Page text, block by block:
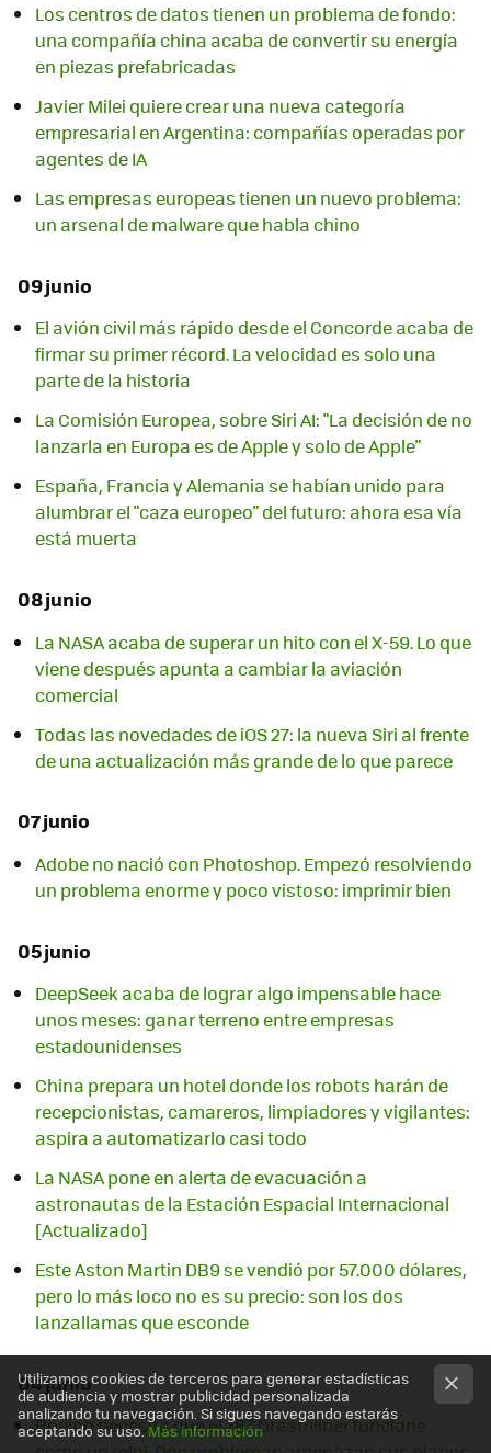
Los centros de datos tienen un problema de fondo:
una compañía china acaba de convertir su energía
en piezas prefabricadas
Javier Milei quiere crear una nueva categoría
empresarial en Argentina: compañías operadas por
agentes de IA
Las empresas europeas tienen un nuevo problema:
un arsenal de malware que habla chino
09 junio
El avión civil más rápido desde el Concorde acaba de
firmar su primer récord. La velocidad es solo una
parte de la historia
La Comisión Europea, sobre Siri AI: "La decisión de no
lanzarla en Europa es de Apple y solo de Apple"
España, Francia y Alemania se habían unido para
alumbrar el "caza europeo" del futuro: ahora esa vía
está muerta
08 junio
La NASA acaba de superar un hito con el X-59. Lo que
viene después apunta a cambiar la aviación
comercial
Todas las novedades de iOS 27: la nueva Siri al frente
de una actualización más grande de lo que parece
07 junio
Adobe no nació con Photoshop. Empezó resolviendo
un problema enorme y poco vistoso: imprimir bien
05 junio
DeepSeek acaba de lograr algo impensable hace
unos meses: ganar terreno entre empresas
estadounidenses
China prepara un hotel donde los robots harán de
recepcionistas, camareros, limpiadores y vigilantes:
aspira a automatizarlo casi todo
La NASA pone en alerta de evacuación a
astronautas de la Estación Espacial Internacional
[Actualizado]
Este Aston Martin DB9 se vendió por 57.000 dólares,
pero lo más loco no es su precio: son los dos
lanzallamas que esconde
04 junio
Boeing necesita que el 787 Dreamliner funcione
Utilizamos cookies de terceros para generar estadísticas
de audiencia y mostrar publicidad personalizada
analizando tu navegación. Si sigues navegando estarás
aceptando su uso.Más información